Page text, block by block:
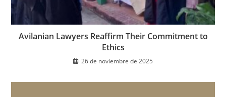
Avilanian Lawyers Reaffirm Their Commitment to
Ethics
26 de noviembre de 2025